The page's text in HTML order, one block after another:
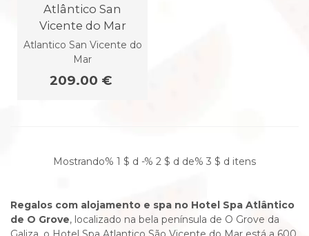
Atlântico San
Vicente do Mar
Atlantico San Vicente do
Mar
209.00 €
Mostrando% 1 $ d -% 2 $ d de% 3 $ d itens
Regalos com alojamento e spa no Hotel Spa Atlântico
de O Grove, localizado na bela península de O Grove da